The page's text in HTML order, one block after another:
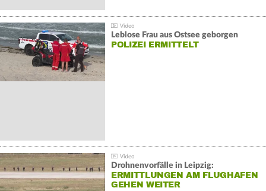
Leblose Frau aus Ostsee geborgen
POLIZEI ERMITTELT
Drohnenvorfälle in Leipzig:
ERMITTLUNGEN AM FLUGHAFEN
GEHEN WEITER